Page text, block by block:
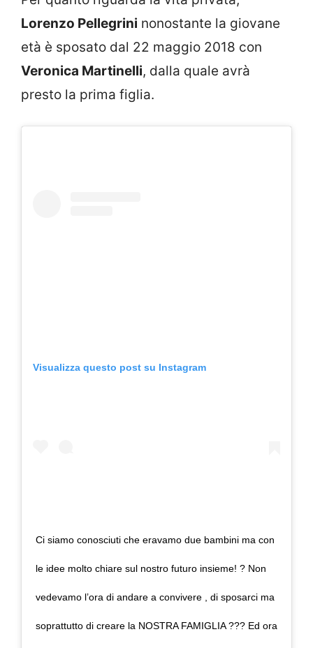
Lorenzo Pellegrini nonostante la giovane
età è sposato dal 22 maggio 2018 con
Veronica Martinelli, dalla quale avrà
presto la prima figlia.
Visualizza questo post su Instagram
Ci siamo conosciuti che eravamo due bambini ma con
le idee molto chiare sul nostro futuro insieme! ? Non
vedevamo l’ora di andare a convivere , di sposarci ma
soprattutto di creare la NOSTRA FAMIGLIA ?‍?‍? Ed ora